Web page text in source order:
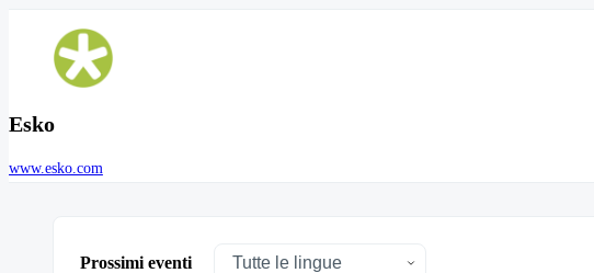
Esko
www.esko.com
Prossimi eventi